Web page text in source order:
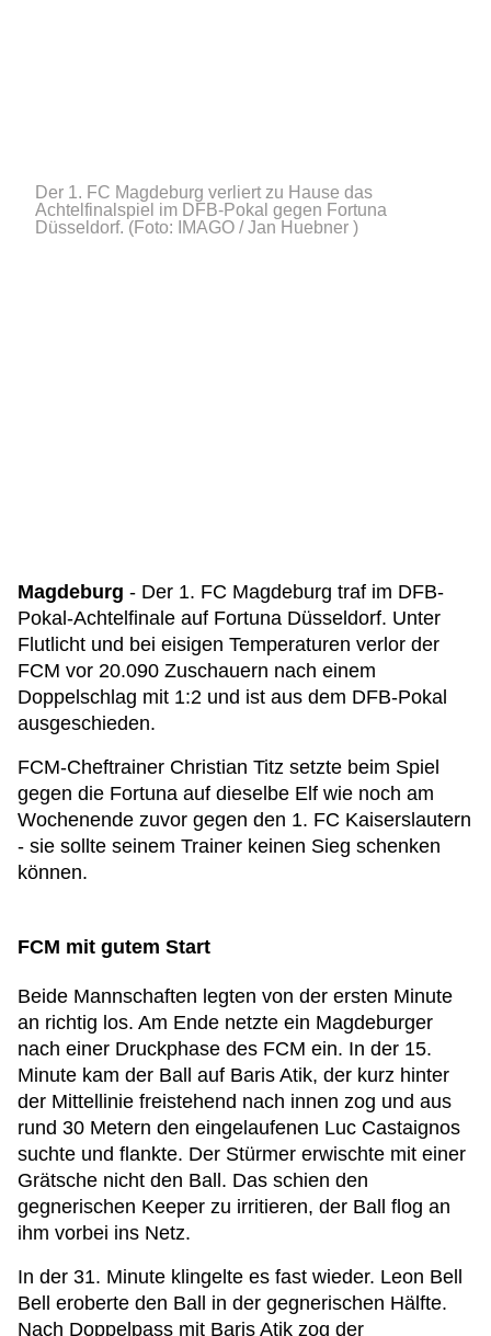
Der 1. FC Magdeburg verliert zu Hause das
Achtelfinalspiel im DFB-Pokal gegen Fortuna
Düsseldorf. (Foto: IMAGO / Jan Huebner )
Magdeburg - Der 1. FC Magdeburg traf im DFB-
Pokal-Achtelfinale auf Fortuna Düsseldorf. Unter
Flutlicht und bei eisigen Temperaturen verlor der
FCM vor 20.090 Zuschauern nach einem
Doppelschlag mit 1:2 und ist aus dem DFB-Pokal
ausgeschieden.
FCM-Cheftrainer Christian Titz setzte beim Spiel
gegen die Fortuna auf dieselbe Elf wie noch am
Wochenende zuvor gegen den 1. FC Kaiserslautern
- sie sollte seinem Trainer keinen Sieg schenken
können.
FCM mit gutem Start
Beide Mannschaften legten von der ersten Minute
an richtig los. Am Ende netzte ein Magdeburger
nach einer Druckphase des FCM ein. In der 15.
Minute kam der Ball auf Baris Atik, der kurz hinter
der Mittellinie freistehend nach innen zog und aus
rund 30 Metern den eingelaufenen Luc Castaignos
suchte und flankte. Der Stürmer erwischte mit einer
Grätsche nicht den Ball. Das schien den
gegnerischen Keeper zu irritieren, der Ball flog an
ihm vorbei ins Netz.
In der 31. Minute klingelte es fast wieder. Leon Bell
Bell eroberte den Ball in der gegnerischen Hälfte.
Nach Doppelpass mit Baris Atik zog der